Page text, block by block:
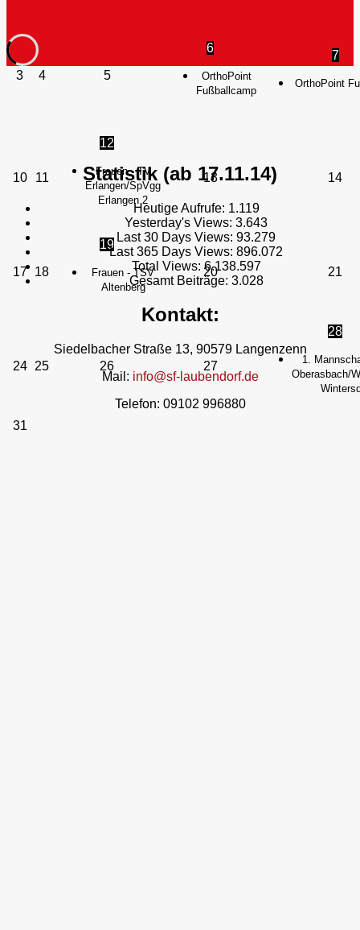
3 4 5
6
OrthoPoint
Fußballcamp
7
OrthoPoint
10 11
12
Frauen - TV
Erlangen/SpVgg
Erlangen 2
13 14
17 18
19
Frauen - TSV
Altenberg
20 21
24 25 26 27
28
1.
Oberasbach/
31
Statistik (ab 17.11.14)
Heutige Aufrufe: 1.119
Yesterday's Views: 3.643
Last 30 Days Views: 93.279
Last 365 Days Views: 896.072
Total Views: 6.138.597
Gesamt Beiträge: 3.028
Kontakt:
Siedelbacher Straße 13, 90579 Langenzenn
Mail: info@sf-laubendorf.de
Telefon: 09102 996880